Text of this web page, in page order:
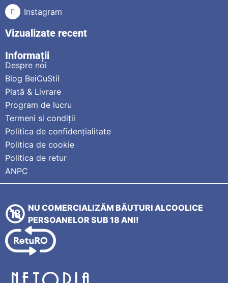
Instagram
Vizualizate recent
Informații
Despre noi
Blog BeiCuStil
Plată & Livrare
Program de lucru
Termeni si condiții
Politica de confidențialitate
Politica de cookie
Politica de retur
ANPC
NU COMERCIALIZĂM BĂUTURI ALCOOLICE
PERSOANELOR SUB 18 ANI!